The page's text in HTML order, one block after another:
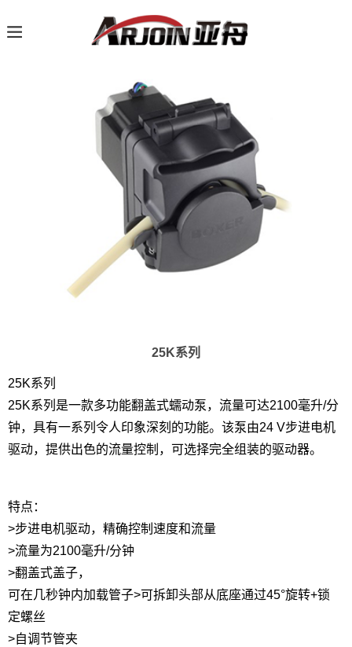
25K系列
25K系列
25K系列是一款多功能翻盖式蠕动泵，流量可达2100毫升/分
钟，具有一系列令人印象深刻的功能。该泵由24 V步进电机
驱动，提供出色的流量控制，可选择完全组装的驱动器。
特点：
>步进电机驱动，精确控制速度和流量
>流量为2100毫升/分钟
>翻盖式盖子，
可在几秒钟内加载管子>可拆卸头部从底座通过45°旋转+锁
定螺丝
>自调节管夹